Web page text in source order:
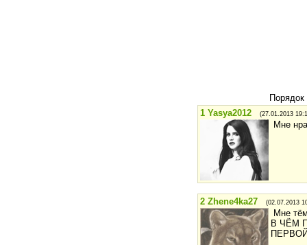
1 Yasya2012 (27.01.2013
Мне
2 Zhene4ka27 (02.07.2013
Мне
В ЧЁМ